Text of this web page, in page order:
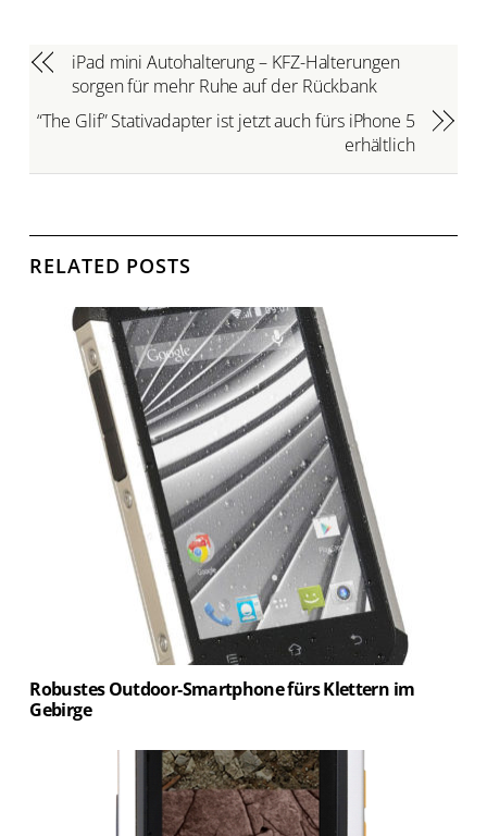
iPad mini Autohalterung – KFZ-Halterungen
sorgen für mehr Ruhe auf der Rückbank
“The Glif” Stativadapter ist jetzt auch fürs iPhone 5
erhältlich
RELATED POSTS
Robustes Outdoor-Smartphone fürs Klettern im
Gebirge